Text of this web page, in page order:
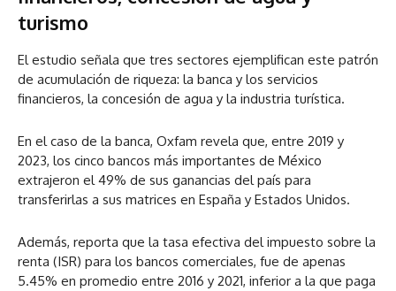
turismo
El estudio señala que tres sectores ejemplifican este patrón
de acumulación de riqueza: la banca y los servicios
financieros, la concesión de agua y la industria turística.
En el caso de la banca, Oxfam revela que, entre 2019 y
2023, los cinco bancos más importantes de México
extrajeron el 49% de sus ganancias del país para
transferirlas a sus matrices en España y Estados Unidos.
Además, reporta que la tasa efectiva del impuesto sobre la
renta (ISR) para los bancos comerciales, fue de apenas
5.45% en promedio entre 2016 y 2021, inferior a la que paga